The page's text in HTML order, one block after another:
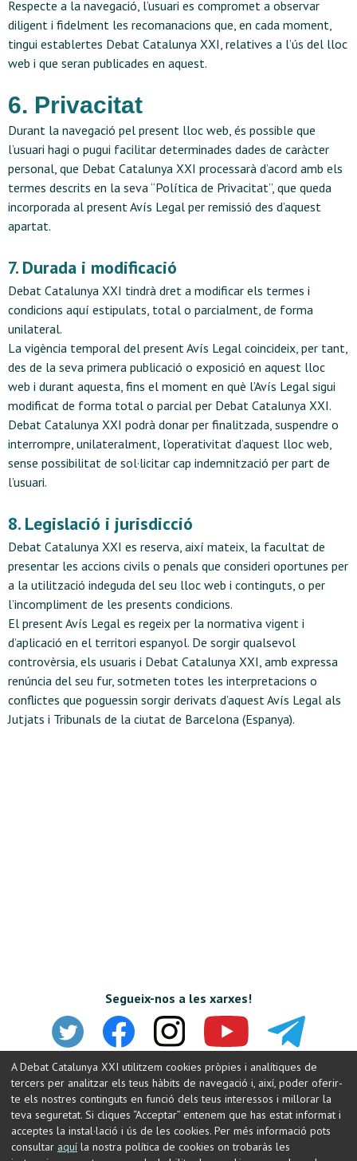
Respecte a la navegació, l’usuari es compromet a observar
diligent i fidelment les recomanacions que, en cada moment,
tingui establertes Debat Catalunya XXI, relatives a l’ús del lloc
web i que seran publicades en aquest.
6. Privacitat
Durant la navegació pel present lloc web, és possible que
l’usuari hagi o pugui facilitar determinades dades de caràcter
personal, que Debat Catalunya XXI processarà d’acord amb els
termes descrits en la seva “Política de Privacitat”, que queda
incorporada al present Avís Legal per remissió des d’aquest
apartat.
7. Durada i modificació
Debat Catalunya XXI tindrà dret a modificar els termes i
condicions aquí estipulats, total o parcialment, de forma
unilateral.
La vigència temporal del present Avís Legal coincideix, per tant,
des de la seva primera publicació o exposició en aquest lloc
web i durant aquesta, fins el moment en què l’Avís Legal sigui
modificat de forma total o parcial per Debat Catalunya XXI.
Debat Catalunya XXI podrà donar per finalitzada, suspendre o
interrompre, unilateralment, l’operativitat d’aquest lloc web,
sense possibilitat de sol·licitar cap indemnització per part de
l’usuari.
8. Legislació i jurisdicció
Debat Catalunya XXI es reserva, així mateix, la facultat de
presentar les accions civils o penals que consideri oportunes per
a la utilització indeguda del seu lloc web i continguts, o per
l’incompliment de les presents condicions.
El present Avís Legal es regeix per la normativa vigent i
d’aplicació en el territori espanyol. De sorgir qualsevol
controvèrsia, els usuaris i Debat Catalunya XXI, amb expressa
renúncia del seu fur, sotmeten totes les interpretacions o
conflictes que poguessin sorgir derivats d’aquest Avís Legal als
Jutjats i Tribunals de la ciutat de Barcelona (Espanya).
Segueix-nos a les xarxes!
A Debat Catalunya XXI utilitzem cookies pròpies i analítiques de
tercers per analitzar els teus hàbits de navegació i, així, poder oferir-
te els nostres continguts en funció dels teus interessos i millorar la
teva seguretat. Si cliques “Acceptar” entenem que has estat informat i
acceptes la instal·lació i ús de les cookies. Per més informació pots
consultar aquí la nostra política de cookies on trobaràs les